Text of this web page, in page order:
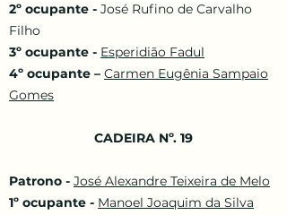
2º ocupante - José Rufino de Carvalho
Filho
3º ocupante - Esperidião Fadul
4º ocupante – Carmen Eugênia Sampaio
Gomes
CADEIRA Nº. 19
Patrono - José Alexandre Teixeira de Melo
1º ocupante - Manoel Joaquim da Silva